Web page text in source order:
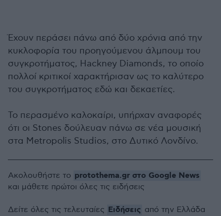
Έχουν περάσει πάνω από δύο χρόνια από την
κυκλοφορία του προηγούμενου άλμπουμ του
συγκροτήματος, Hackney Diamonds, το οποίο
πολλοί κριτικοί χαρακτήρισαν ως το καλύτερο
του συγκροτήματος εδώ και δεκαετίες.
Το περασμένο καλοκαίρι, υπήρχαν αναφορές
ότι οι Stones δούλευαν πάνω σε νέα μουσική
στα Metropolis Studios, στο Δυτικό Λονδίνο.
Ακολουθήστε το protothema.gr στο Google News
και μάθετε πρώτοι όλες τις ειδήσεις
Δείτε όλες τις τελευταίες Ειδήσεις από την Ελλάδα